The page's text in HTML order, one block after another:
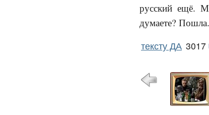
русский ещё.
думаете?
тексту ДА 3017